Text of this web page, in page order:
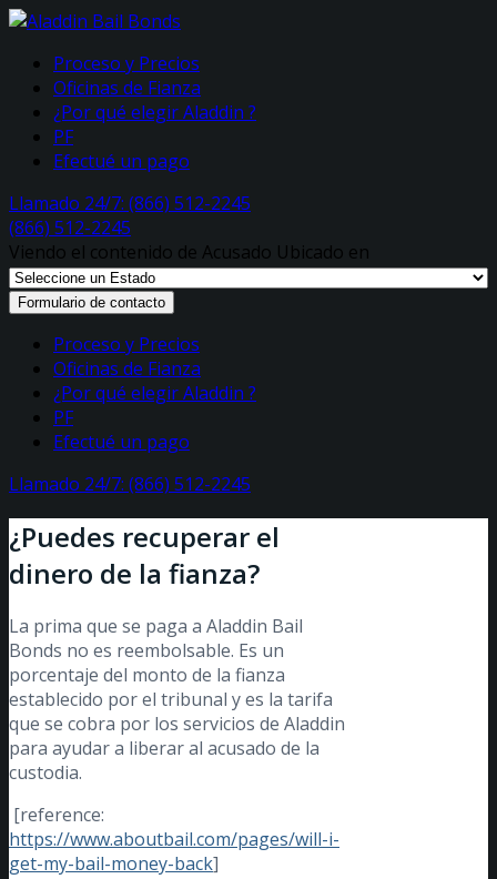
Proceso y Precios
Oficinas de Fianza
¿Por qué elegir Aladdin ?
PF
Efectué un pago
Llamado 24/7: (866) 512-2245
(866) 512-2245
Viendo el contenido de Acusado Ubicado en
Formulario de contacto
Proceso y Precios
Oficinas de Fianza
¿Por qué elegir Aladdin ?
PF
Efectué un pago
Llamado 24/7: (866) 512-2245
¿Puedes recuperar el
dinero de la fianza?
La prima que se paga a Aladdin Bail
Bonds no es reembolsable. Es un
porcentaje del monto de la fianza
establecido por el tribunal y es la tarifa
que se cobra por los servicios de Aladdin
para ayudar a liberar al acusado de la
custodia.
[reference:
https://www.aboutbail.com/pages/will-i-
get-my-bail-money-back]